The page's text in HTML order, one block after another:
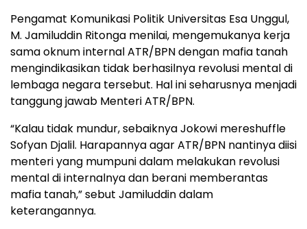
Pengamat Komunikasi Politik Universitas Esa Unggul,
M. Jamiluddin Ritonga menilai, mengemukanya kerja
sama oknum internal ATR/BPN dengan mafia tanah
mengindikasikan tidak berhasilnya revolusi mental di
lembaga negara tersebut. Hal ini seharusnya menjadi
tanggung jawab Menteri ATR/BPN.
“Kalau tidak mundur, sebaiknya Jokowi mereshuffle
Sofyan Djalil. Harapannya agar ATR/BPN nantinya diisi
menteri yang mumpuni dalam melakukan revolusi
mental di internalnya dan berani memberantas
mafia tanah,” sebut Jamiluddin dalam
keterangannya.